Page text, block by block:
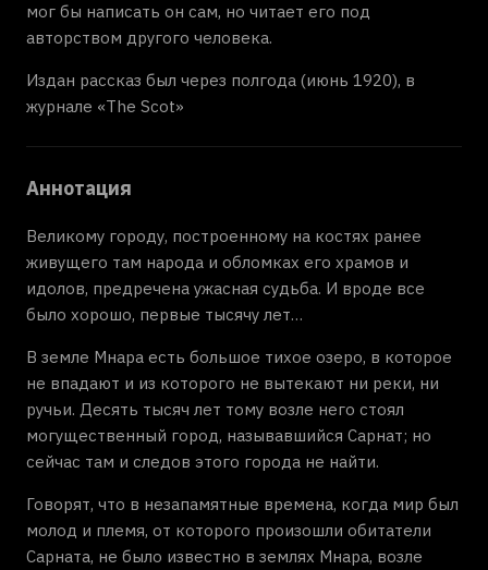
мог бы написать он сам, но читает его под
авторством другого человека.
Издан рассказ был через полгода (июнь 1920), в
журнале «The Scot»
Аннотация
Великому городу, построенному на костях ранее
живущего там народа и обломках его храмов и
идолов, предречена ужасная судьба. И вроде все
было хорошо, первые тысячу лет…
В земле Мнара есть большое тихое озеро, в которое
не впадают и из которого не вытекают ни реки, ни
ручьи. Десять тысяч лет тому возле него стоял
могущественный город, называвшийся Сарнат; но
сейчас там и следов этого города не найти.
Говорят, что в незапамятные времена, когда мир был
молод и племя, от которого произошли обитатели
Сарната, не было известно в землях Мнара, возле